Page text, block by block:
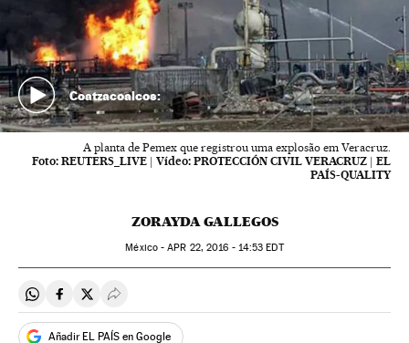
Coatzacoalcos:
A planta de Pemex que registrou uma explosão em Veracruz.
Foto: REUTERS_LIVE | Vídeo: PROTECCIÓN CIVIL VERACRUZ | EL
PAÍS-QUALITY
ZORAYDA GALLEGOS
México -APR 22, 2016 - 14:53 EDT
Compartir en Whatsapp
Compartir en Facebook
Compartir en Twitter
Desplegar Redes Sociales
Añadir EL PAÍS en Google